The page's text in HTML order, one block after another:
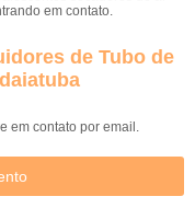
em contato.
de Tubo de
em contato por email.